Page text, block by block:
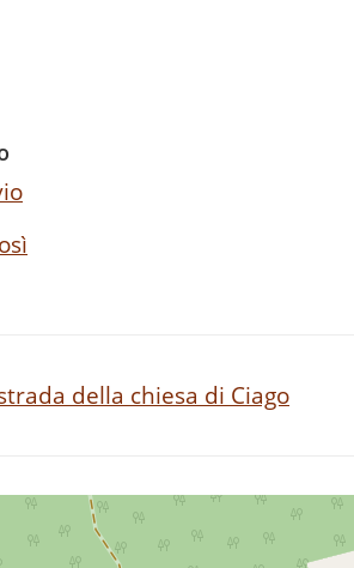
della chiesa di Ciago